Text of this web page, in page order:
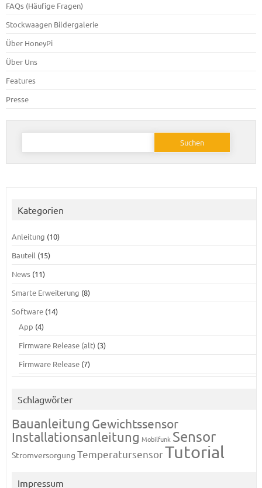
FAQs (Häufige Fragen)
Stockwaagen Bildergalerie
Über HoneyPi
Über Uns
Features
Presse
Suchen
Kategorien
Anleitung (10)
Bauteil (15)
News(11)
Smarte Erweiterung (8)
Software(14)
App (4)
Firmware Release (alt) (3)
Firmware Release(7)
Schlagwörter
Bauanleitung Gewichtssensor
Installationsanleitung Mobilfunk Sensor
Stromversorgung TemperatursensorTutorial
Impressum